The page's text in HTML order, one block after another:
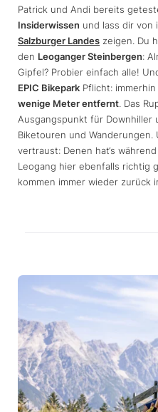
Patrick und Andi bereits
Insiderwissen und lass dir von
Salzburger Landes zeigen. Du
den Leoganger Steinbergen:
Gipfel? Probier einfach alle!
EPIC Bikepark Pflicht:
wenige Meter entfernt. Das
Ausgangspunkt für Downhiller
Biketouren und
vertraust: Denen hat‘s
Leogang hier ebenfalls richtig
kommen immer wieder zurück